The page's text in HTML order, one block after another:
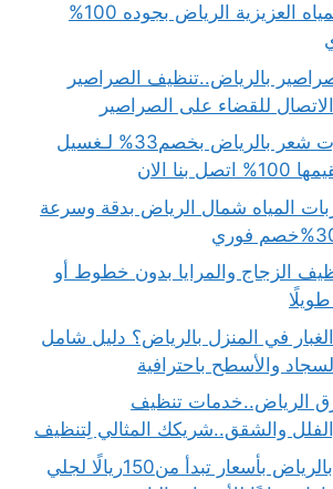
كشف تسربات المياه العزيزية الرياض بجوده 100%
بالرياض..تنظيف الصراصير
شركة تنظيف بيوت شعر بالرياض بخصم33% لـغسيل
الان
المياه شمال الرياض بدقة وسرعة
الزجاج والمرايا بدون خطوط أو
في المنزل بالرياض؟ دليل شامل
والأسطح باحترافية
الرياض..خدمات تنظيف
والشقق..شريكك المثالي لِتنظيف
شركة جلي بلاط بالرياض بأسعار تبدأ من150ريالًا لجلي